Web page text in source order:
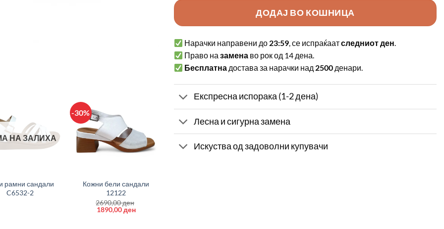
НА ЗАЛИХА
рамни сандали
C6532-2
-30%
Кожни бели сандали
12122
2690,00ден
Original
1890,00денCurrent
ДОДАЈ ВО КОШНИЦА
Нарачки направени до 23:59, се испраќаатследниот ден.
Право назамена во рок од 14 дена.
Бесплатна достава за нарачки над 2500 денари.
Експресна испорака (1-2 дена)
Лесна и сигурна замена
Искуства од задоволни купувачи